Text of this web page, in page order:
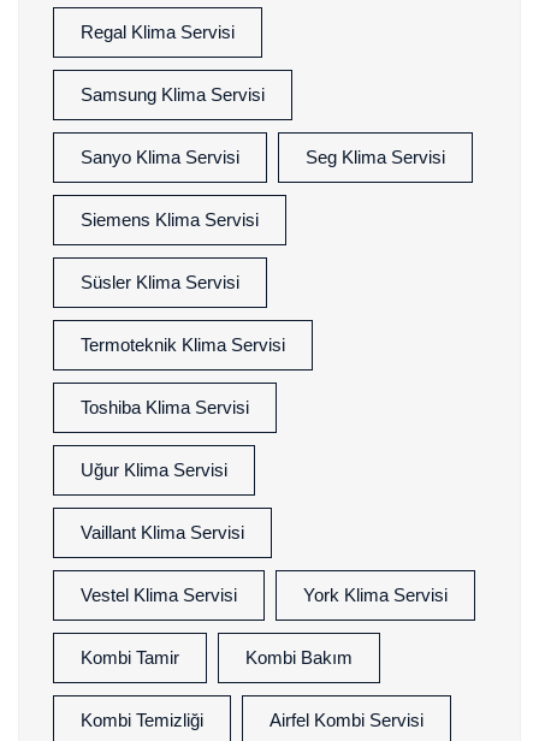
Regal Klima Servisi
Samsung Klima Servisi
Sanyo Klima Servisi Seg Klima Servisi
Siemens Klima Servisi
Süsler Klima Servisi
Termoteknik Klima Servisi
Toshiba Klima Servisi
Uğur Klima Servisi
Vaillant Klima Servisi
Vestel Klima Servisi York Klima Servisi
Kombi Tamir Kombi Bakım
Kombi Temizliği Airfel Kombi Servisi